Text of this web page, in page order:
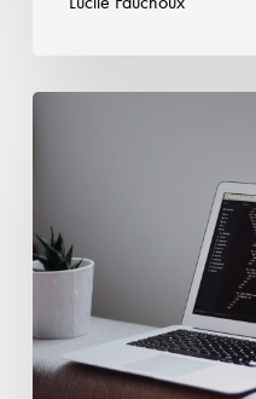
l’autorisation
HAS
et
CNIL
publient